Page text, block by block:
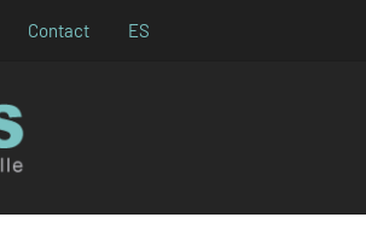
Contact ES